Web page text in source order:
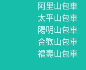
阿里山包車
太平山包車
陽明山包車
合歡山包車
福壽山包車